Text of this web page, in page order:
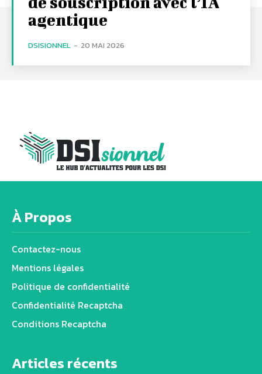
agentique
DSISIONNEL - 20 MAI 2026
À Propos
Contactez-nous
Mentions légales
Politique de confidentialité
Confidentialité Recaptcha
Conditions Recaptcha
Articles récents